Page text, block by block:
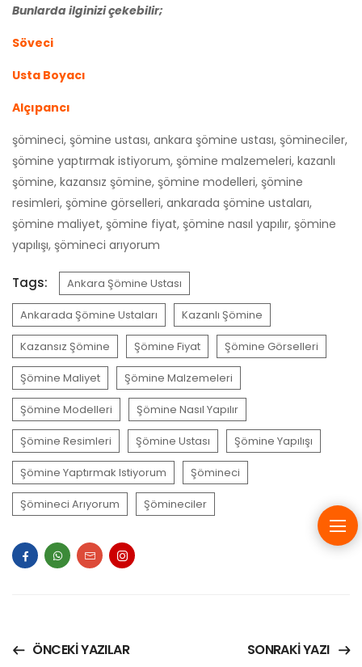
Bunlarda ilginizi çekebilir;
Söveci
Usta Boyacı
Alçıpancı
şömineci, şömine ustası, ankara şömine ustası, şömineciler,
şömine yaptırmak istiyorum, şömine malzemeleri, kazanlı
şömine, kazansız şömine, şömine modelleri, şömine
resimleri, şömine görselleri, ankarada şömine ustaları,
şömine maliyet, şömine fiyat, şömine nasıl yapılır, şömine
yapılışı, şömineci arıyorum
Tags: Ankara Şömine Ustası
Ankarada Şömine Ustaları Kazanlı Şömine
Kazansız Şömine Şömine Fiyat Şömine Görselleri
Şömine Maliyet Şömine Malzemeleri
Şömine Modelleri Şömine Nasıl Yapılır
Şömine Resimleri Şömine Ustası Şömine Yapılışı
Şömine Yaptırmak Istiyorum Şömineci
Şömineci Arıyorum Şömineciler
ÖNCEKI YAZILAR SONRAKI YAZI